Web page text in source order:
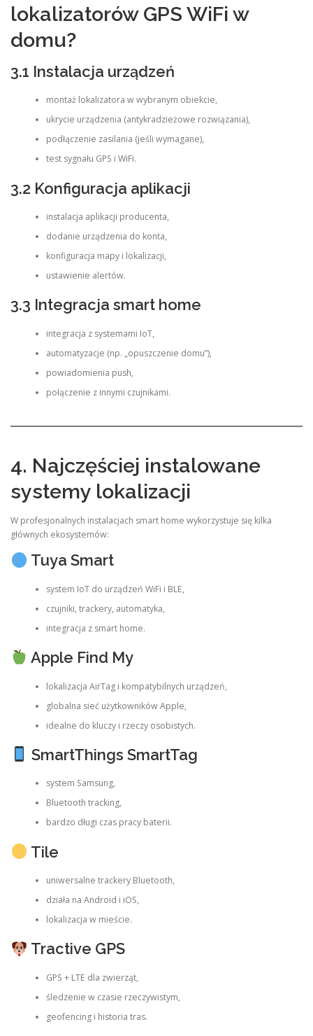
lokalizatorów GPS WiFi w
domu?
3.1 Instalacja urządzeń
montaż lokalizatora w wybranym obiekcie,
ukrycie urządzenia (antykradzieżowe rozwiązania),
podłączenie zasilania (jeśli wymagane),
test sygnału GPS i WiFi.
3.2 Konfiguracja aplikacji
instalacja aplikacji producenta,
dodanie urządzenia do konta,
konfiguracja mapy i lokalizacji,
ustawienie alertów.
3.3 Integracja smart home
integracja z systemami IoT,
automatyzacje (np. „opuszczenie domu”),
powiadomienia push,
połączenie z innymi czujnikami.
4. Najczęściej instalowane
systemy lokalizacji
W profesjonalnych instalacjach smart home wykorzystuje się kilka
głównych ekosystemów:
Tuya Smart
system IoT do urządzeń WiFi i BLE,
czujniki, trackery, automatyka,
integracja z smart home.
Apple Find My
lokalizacja AirTag i kompatybilnych urządzeń,
globalna sieć użytkowników Apple,
idealne do kluczy i rzeczy osobistych.
SmartThings SmartTag
system Samsung,
Bluetooth tracking,
bardzo długi czas pracy baterii.
Tile
uniwersalne trackery Bluetooth,
działa na Android i iOS,
lokalizacja w mieście.
Tractive GPS
GPS + LTE dla zwierząt,
śledzenie w czasie rzeczywistym,
geofencing i historia tras.